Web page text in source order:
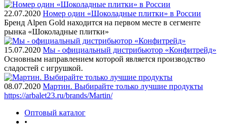
22.07.2020 Номер один «Шоколадные плитки» в России
Бренд Alpen Gold находится на первом месте в сегменте
рынка «Шоколадные плитки»
15.07.2020 Мы - официальный дистрибьютор «Конфитрейд»
Основным направлением которой является производство
сладостей с игрушкой.
08.07.2020 Мартин. Выбирайте только лучшие продукты
https://arbalet23.ru/brands/Martin/
Оптовый каталог
•